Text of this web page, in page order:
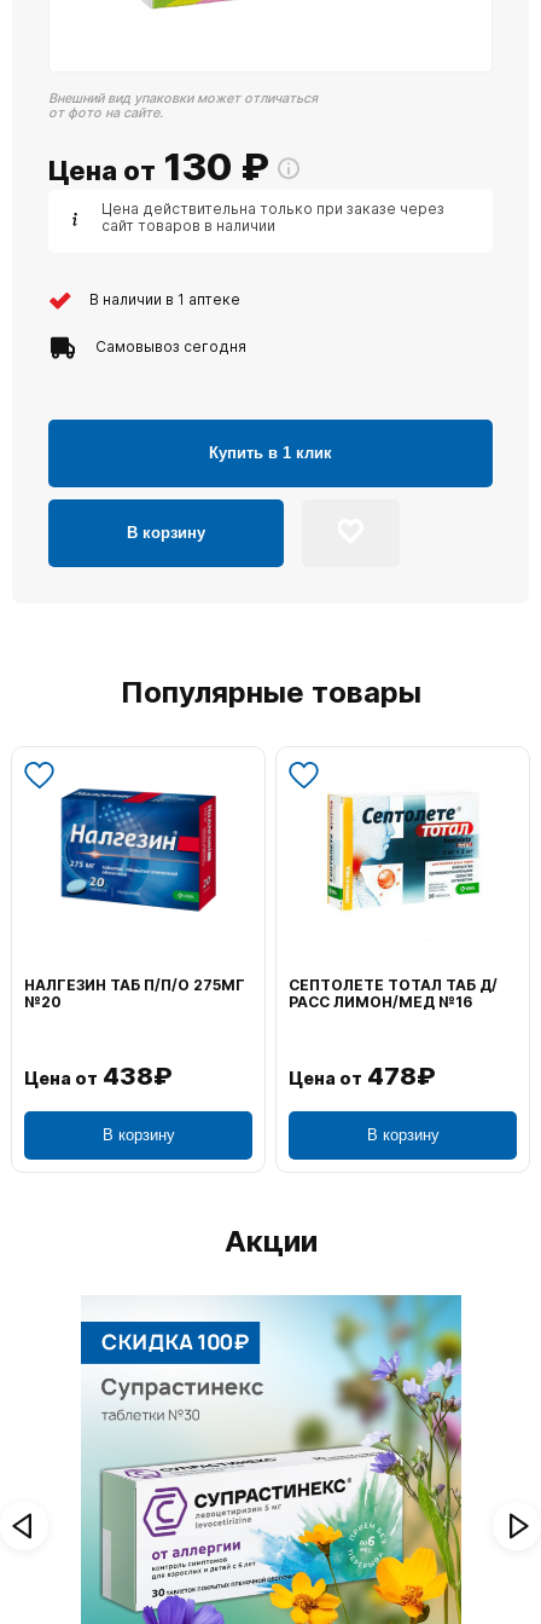
Внешний вид упаковки может отличаться
от фото на сайте.
Цена от 130 ₽
Цена действительна только при заказе через
сайт товаров в наличии
В наличии в 1 аптеке
Самовывоз сегодня
Купить в 1 клик
В корзину
Популярные товары
НАЛГЕЗИН ТАБ П/П/О 275МГ
№20
Цена от 438₽
В корзину
СЕПТОЛЕТЕ ТОТАЛ ТАБ Д/
РАСС ЛИМОН/МЕД №16
Цена от 478₽
В корзину
Акции